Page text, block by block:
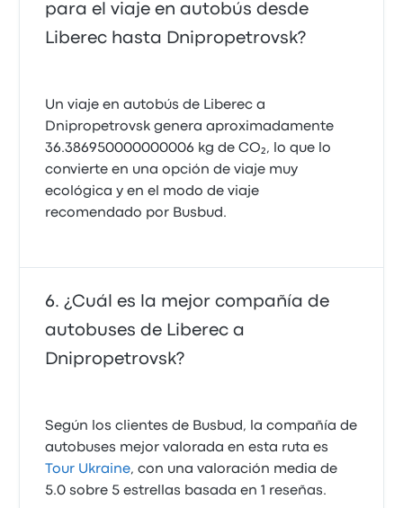
para el viaje en autobús desde
Liberec hasta Dnipropetrovsk?
Un viaje en autobús de Liberec a
Dnipropetrovsk genera aproximadamente
36.386950000000006 kg de CO₂, lo que lo
convierte en una opción de viaje muy
ecológica y en el modo de viaje
recomendado por Busbud.
¿Cuál es la mejor compañía de
autobuses de Liberec a
Dnipropetrovsk?
Según los clientes de Busbud, la compañía de
autobuses mejor valorada en esta ruta es
Tour Ukraine, con una valoración media de
5.0 sobre 5 estrellas basada en 1 reseñas.